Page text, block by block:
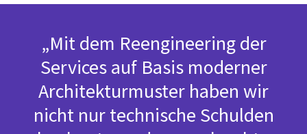
„Mit dem Reengineering der
Services auf Basis moderner
Architekturmuster haben wir
nicht nur technische Schulden